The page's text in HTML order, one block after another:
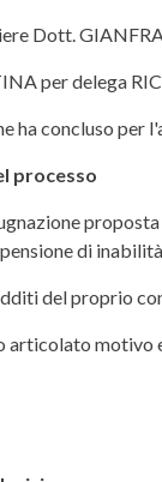
Dott.
per delega
ha concluso per
processo
di
del proprio
articolato motivo